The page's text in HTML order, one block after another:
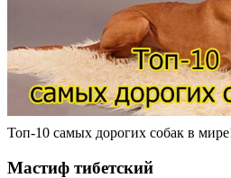
Топ-10 самых дорогих собак в
Мастиф тибетский